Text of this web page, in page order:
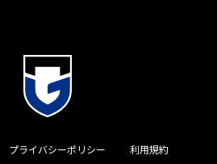
プライバシーポリシー 利用規約